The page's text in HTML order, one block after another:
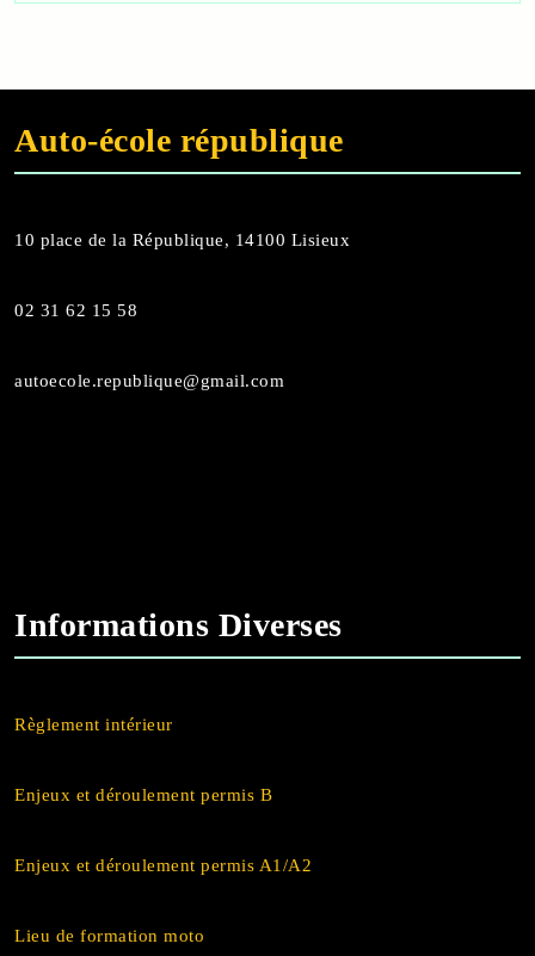
Auto-école république
10 place de la République, 14100 Lisieux
02 31 62 15 58
autoecole.republique@gmail.com
Informations Diverses
Règlement intérieur
Enjeux et déroulement permis B
Enjeux et déroulement permis A1/A2
Lieu de formation moto